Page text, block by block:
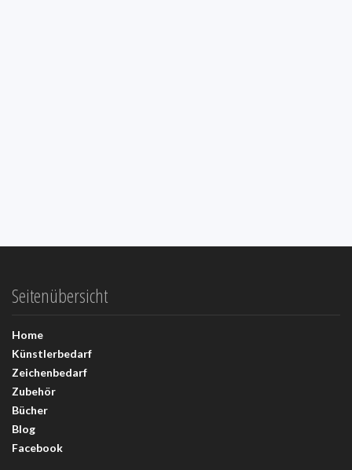
Seitenübersicht
Home
Künstlerbedarf
Zeichenbedarf
Zubehör
Bücher
Blog
Facebook